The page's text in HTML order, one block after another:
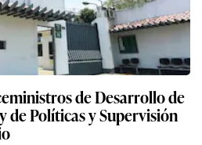
de Desarrollo de
Políticas y Supervisión